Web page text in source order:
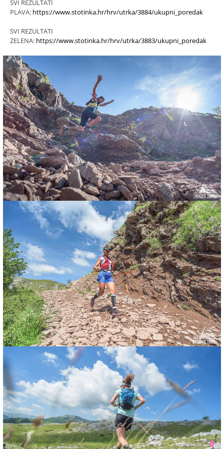
SVI REZULTATI
PLAVA: https://www.stotinka.hr/hrv/utrka/3884/ukupni_poredak
SVI REZULTATI
ZELENA: https://www.stotinka.hr/hrv/utrka/3883/ukupni_poredak